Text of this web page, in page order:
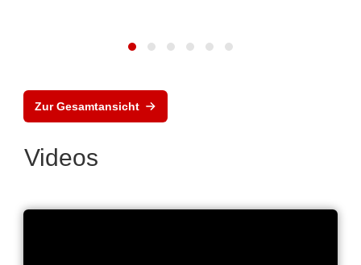
Zur Gesamtansicht
Videos